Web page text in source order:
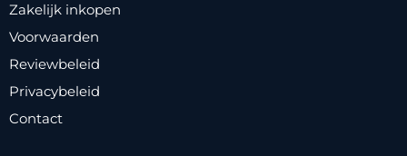
op
Zakelijk inkopen
Voorwaarden
Reviewbeleid
Privacybeleid
Contact